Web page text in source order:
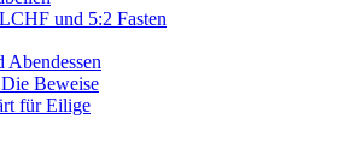
und 5:2 Fasten
Abendessen
Beweise
für Eilige